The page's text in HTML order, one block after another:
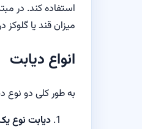
استفاده کند. در
میزان قند یا
انواع دیابت
به طور کلی دو نوع
دیابت نوع